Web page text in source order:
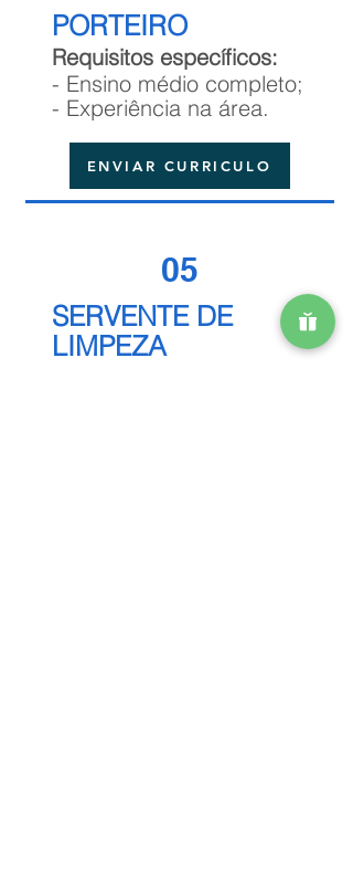
PORTEIRO
Requisitos específicos:
- Ensino médio completo;
- Experiência na área.
ENVIAR CURRICULO
05
SERVENTE DE
LIMPEZA